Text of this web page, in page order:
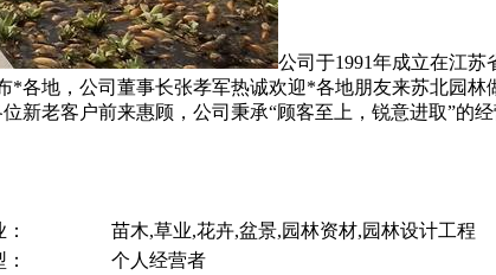
公司于1991年成立在江
各地，公司董事长张孝军热诚欢迎*各地朋友来苏北园林
客户前来惠顾，公司秉承“顾客至上，锐意进取”的
苗木,草业,花卉,盆景,园林资材,园林设计工程
个人经营者